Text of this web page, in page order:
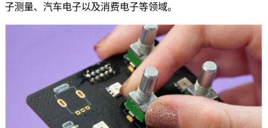
子测量、汽车电子以及消费电子等领域。